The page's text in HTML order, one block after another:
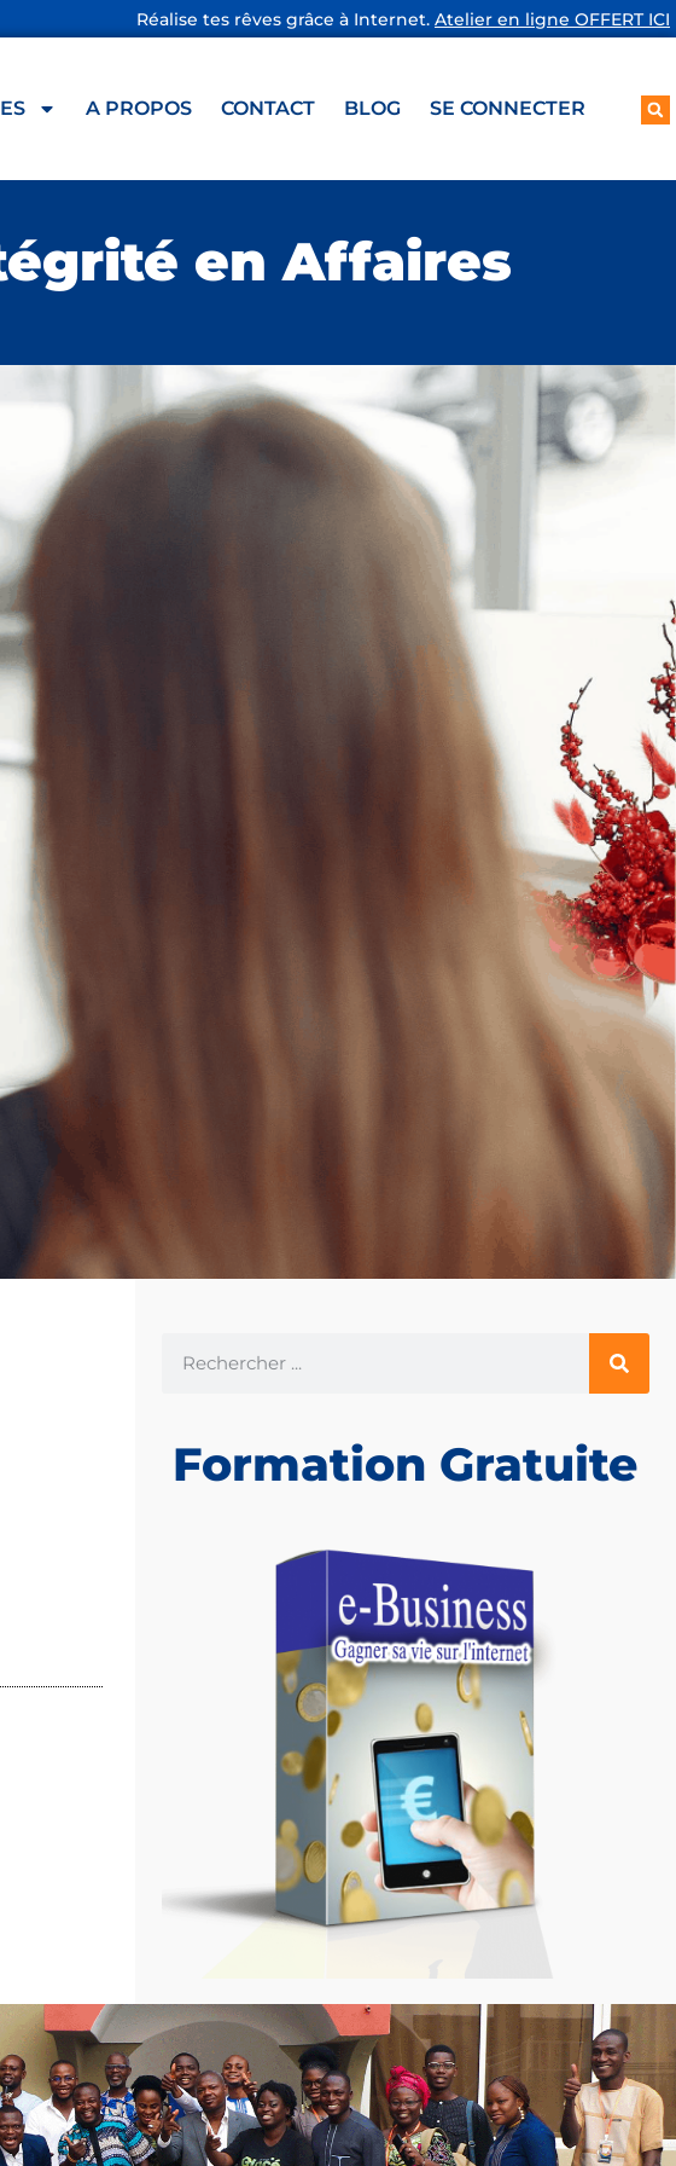
Réalise tes rêves grâce à Internet. Atelier en ligne OFFERT ICI
A PROPOS CONTACT BLOG SE CONNECTER
en Affaires
Formation Gratuite
Gagner sa vie sur
internet
En savoir plus